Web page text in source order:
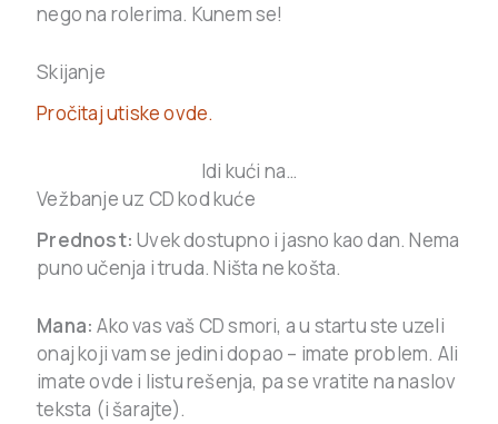
nego na rolerima. Kunem se!
Skijanje
Pročitaj utiske ovde.
Idi kući na…
Vežbanje uz CD kod kuće
Prednost: Uvek dostupno i jasno kao dan. Nema
puno učenja i truda. Ništa ne košta.
Mana: Ako vas vaš CD smori, a u startu ste uzeli
onaj koji vam se jedini dopao – imate problem. Ali
imate ovde i listu rešenja, pa se vratite na naslov
teksta (i šarajte).